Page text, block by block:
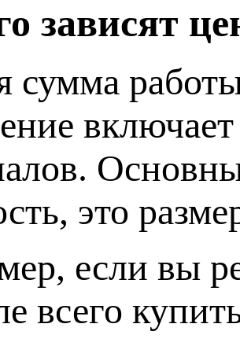
зависят
сумма
это
если вы
всего